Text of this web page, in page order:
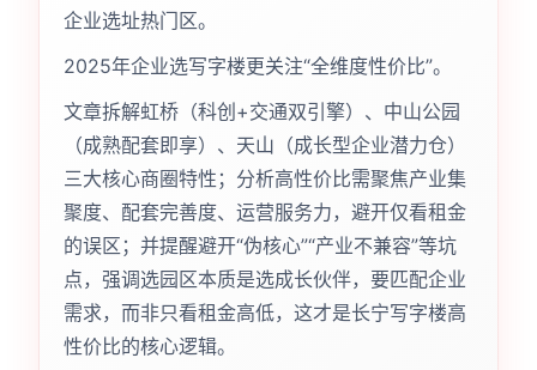
企业选址热门区。
2025年企业选写字楼更关注“全维度性价比”。
文章拆解虹桥（科创+交通双引擎）、中山公园
（成熟配套即享）、天山（成长型企业潜力仓）
三大核心商圈特性；分析高性价比需聚焦产业集
聚度、配套完善度、运营服务力，避开仅看租金
的误区；并提醒避开“伪核心”“产业不兼容”等坑
点，强调选园区本质是选成长伙伴，要匹配企业
需求，而非只看租金高低，这才是长宁写字楼高
性价比的核心逻辑。